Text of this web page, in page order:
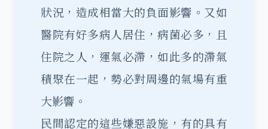
狀況，造成相當大的負面影響。又如
醫院有好多病人居住，病菌必多，且
住院之人，運氣必滯，如此多的滯氣
積聚在一起，勢必對周邊的氣場有重
大影響。
民間認定的這些嫌惡設施，有的具有